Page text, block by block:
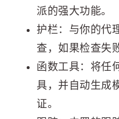
派的强大功能。
护栏：与你的代
查，如果检查失
函数工具：将任
具，并自动生成
证。